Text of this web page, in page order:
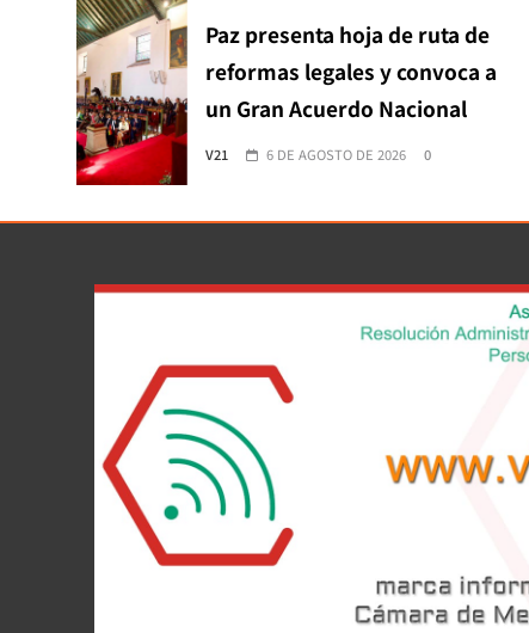
Paz presenta hoja de ruta de
reformas legales y convoca a
un Gran Acuerdo Nacional
V21 6 DE AGOSTO DE 2026 0